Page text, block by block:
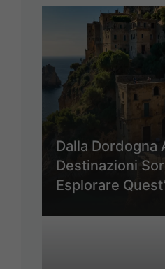
Dalla Dordogna
Destinazioni
Esplorare